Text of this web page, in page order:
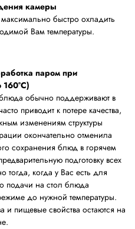
камеры
быстро охладить
Вам температуры.
паром при
160°C)
обычно поддерживают в
приводит к потере качества,
изменениям структуры
окончательно отменила
сохранения блюд в горячем
подготовку всех
когда у Вас есть для
подачи на стол блюда
до нужной температуры.
и пищевые свойства остаются на